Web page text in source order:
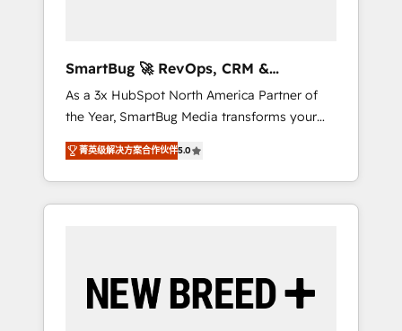
agents, and high-integrity migrations for total
reporting clarity. Security & Compliance: SOC
2 Type I and HIPAA attested for enterprise-
grade data security. 🏆 Why Bluleadz? GTM
OS Partner | 16+ Years Experience | 1,000+
Five-Star Reviews
SmartBug 🚀 RevOps, CRM &
Integration Experts
As a 3x HubSpot North America Partner of
the Year, SmartBug Media transforms your
customer lifecycle into a revenue engine. Our
unified ecosystem includes specialized
divisions Globalia (AI & Software) and Point
Success Media (Paid Media), making this the
by Globalia’s technical development team. -
19 HubSpot-certified trainers to drive
菁英级解决方案合作伙伴5.0